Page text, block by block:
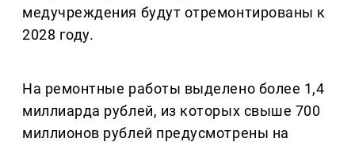
медучреждения будут отремонтированы к
2028 году.
На ремонтные работы выделено более 1,4
миллиарда рублей, из которых свыше 700
миллионов рублей предусмотрены на